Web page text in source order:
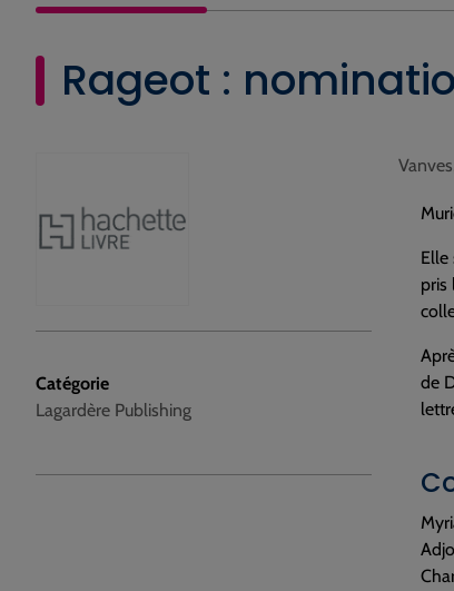
Rageot :
Catégorie
Lagardère Publishing
Elle
pris
de